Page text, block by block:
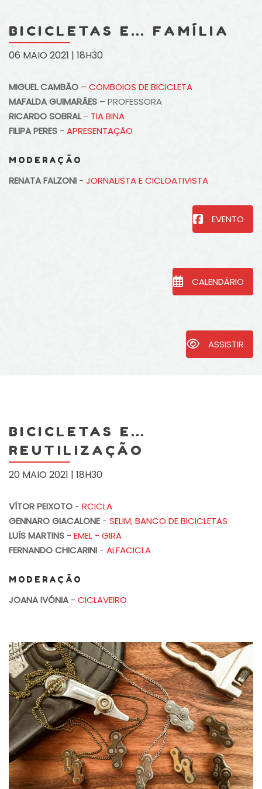
BICICLETAS E… FAMÍLIA
06 MAIO 2021 | 18H30
MIGUEL CAMBÃO – COMBOIOS DE BICICLETA
MAFALDA GUIMARÃES – PROFESSORA
RICARDO SOBRAL- TIA BINA
FILIPA PERES - APRESENTAÇÃO
MODERAÇÃO
RENATA FALZONI - JORNALISTA E CICLOATIVISTA
EVENTO
CALENDÁRIO
ASSISTIR
BICICLETAS E…
REUTILIZAÇÃO
20 MAIO 2021 | 18H30
VÍTOR PEIXOTO - RCICLA
GENNARO GIACALONE - SELIM, BANCO DE BICICLETAS
LUÍS MARTINS - EMEL - GIRA
FERNANDO CHICARINI - ALFACICLA
MODERAÇÃO
JOANA IVÓNIA- CICLAVEIRO